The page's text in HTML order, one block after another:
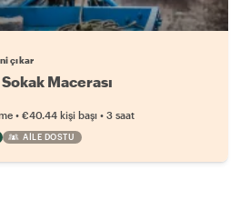
çıkar
Macerası
• €40.44 kişi başı • 3 saat
AILE DOSTU